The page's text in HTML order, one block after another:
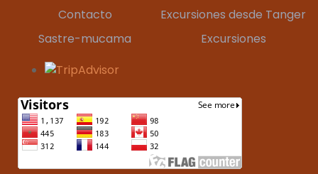
Contacto
Sastre-mucama
Excursiones desde Tanger
Excursiones